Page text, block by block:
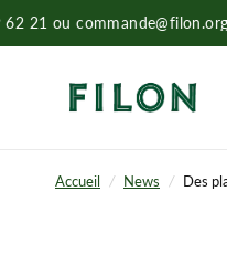
62 21 ou
Accueil / News / Des